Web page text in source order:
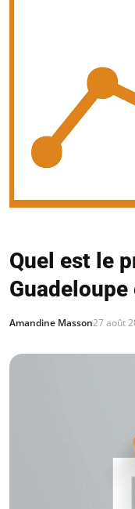
Quel est le
Guadeloupe
Amandine Masson27 août